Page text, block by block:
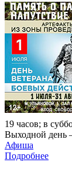
19 часов; в
Выходной день
Афиша
Подробнее